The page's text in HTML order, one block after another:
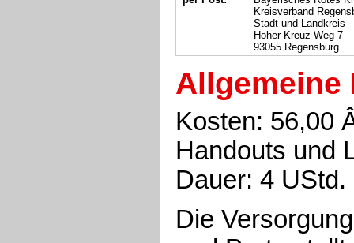
Kreisverband
Stadt und Landkreis
Hoher-Kreuz-Weg 7
93055 Regensburg
Allgemeine
Kosten: 56,00
Handouts und
Dauer: 4 UStd.
Die